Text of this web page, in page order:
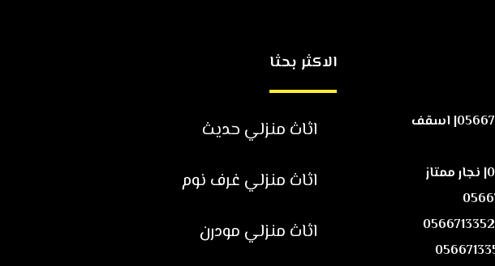
تركيب فورسيلنج في دبي |0566713352| اسقف
الاكثر بحثا
اثاث منزلي حديث
اثاث منزلي غرف نوم
اثاث منزلي مودرن